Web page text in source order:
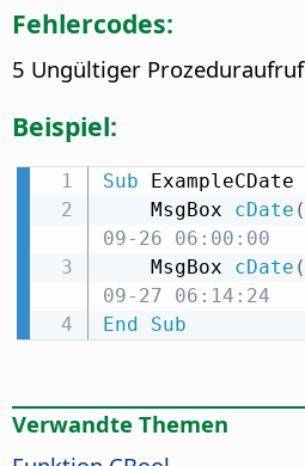
Fehlercodes:
5 Ungültiger Prozeduraufruf
Beispiel:
Sub ExampleCDate
    MsgBox
cDate (
09-26 06:00:00
    MsgBox
cDate (
09-27 06:14:24
End
Sub
Verwandte Themen